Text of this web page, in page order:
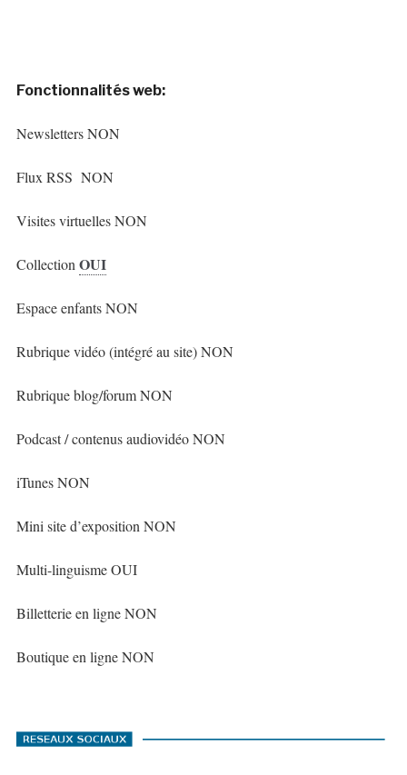
Fonctionnalités web:
Newsletters NON
Flux RSS NON
Visites virtuelles NON
Collection OUI
Espace enfants NON
Rubrique vidéo (intégré au site) NON
Rubrique blog/forum NON
Podcast / contenus audiovidéo NON
iTunes NON
Mini site d’exposition NON
Multi-linguisme OUI
Billetterie en ligne NON
Boutique en ligne NON